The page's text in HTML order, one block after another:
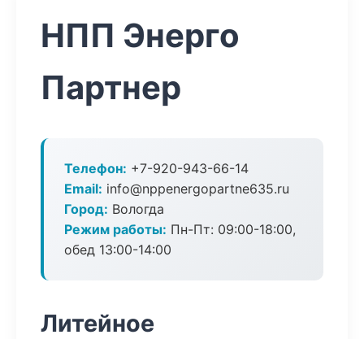
НПП Энерго
Партнер
Телефон: +7-920-943-66-14
Email: info@nppenergopartne635.ru
Город: Вологда
Режим работы: Пн-Пт: 09:00-18:00,
обед 13:00-14:00
Литейное